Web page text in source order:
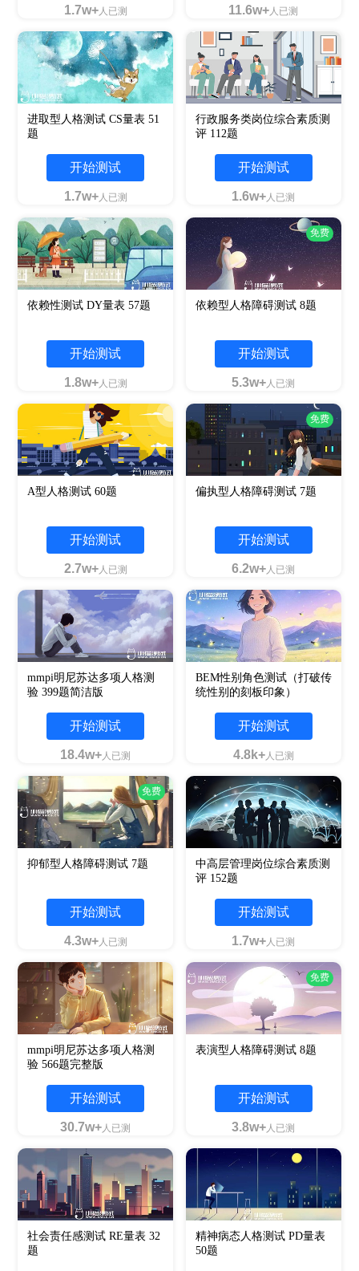
1.7w+人已测 11.6w+人已测
进取型人格测试 CS量表 51
题
开始测试
1.7w+人已测
行政服务类岗位综合素质测
评 112题
开始测试
1.6w+人已测
依赖性测试 DY量表 57题
开始测试
1.8w+人已测
免费
依赖型人格障碍测试 8题
开始测试
5.3w+人已测
A型人格测试 60题
开始测试
2.7w+人已测
免费
偏执型人格障碍测试 7题
开始测试
6.2w+人已测
mmpi明尼苏达多项人格测
验 399题简洁版
开始测试
18.4w+人已测
BEM性别角色测试（打破传
统性别的刻板印象）
开始测试
4.8k+人已测
免费
抑郁型人格障碍测试 7题
开始测试
4.3w+人已测
中高层管理岗位综合素质测
评 152题
开始测试
1.7w+人已测
mmpi明尼苏达多项人格测
验 566题完整版
开始测试
30.7w+人已测
免费
表演型人格障碍测试 8题
开始测试
3.8w+人已测
社会责任感测试 RE量表 32
题
精神病态人格测试 PD量表
50题